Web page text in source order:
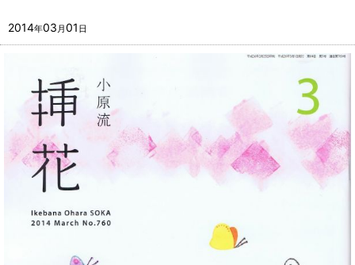
2014年03 月01 日